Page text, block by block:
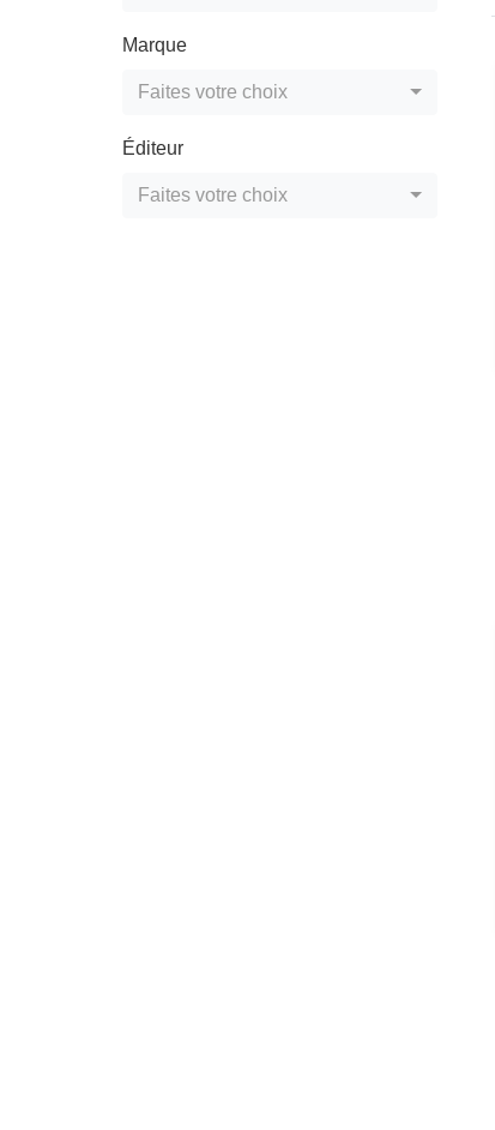
Marque
Faites votre choix
Éditeur
Faites votre choix